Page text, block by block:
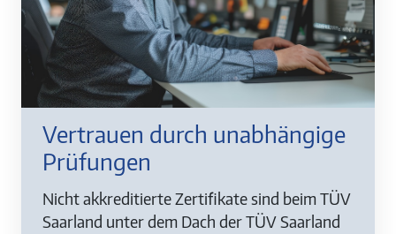
Vertrauen durch unabhängige
Prüfungen
Nicht akkreditierte Zertifikate sind beim TÜV
Saarland unter dem Dach der TÜV Saarland